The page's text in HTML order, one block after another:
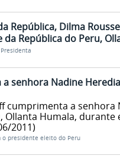
República, Dilma
República do Peru,
senhora Nadine
cumprimenta a senhora
Ollanta Humala, durante
2011)
o presidente eleito do Peru